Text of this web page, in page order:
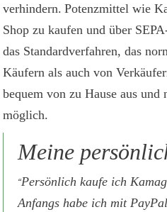
verhindern. Potenzmittel wie
Shop zu kaufen und über
das Standardverfahren, das
Käufern als auch von
bequem von zu Hause aus
möglich.
Meine
“Persönlich kaufe ich
Anfangs habe ich mit